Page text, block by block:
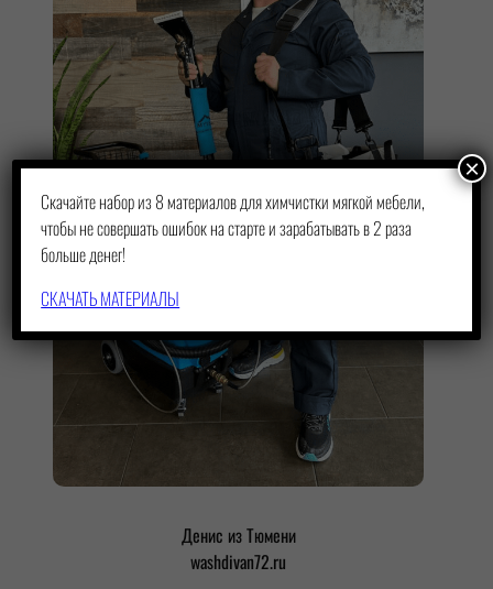
Денис из Тюмени
washdivan72.ru
Скачайте набор из 8 материалов для химчистки мягкой мебели,
чтобы не совершать ошибок на старте и зарабатывать в 2 раза
больше денег!
СКАЧАТЬ МАТЕРИАЛЫ
×